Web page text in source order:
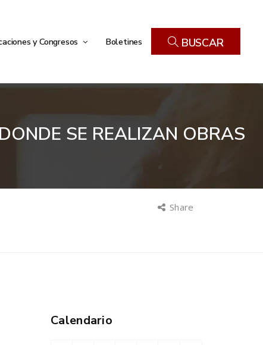
y Congresos Boletines BUSCAR
SE REALIZAN OBRAS
Share
Calendario